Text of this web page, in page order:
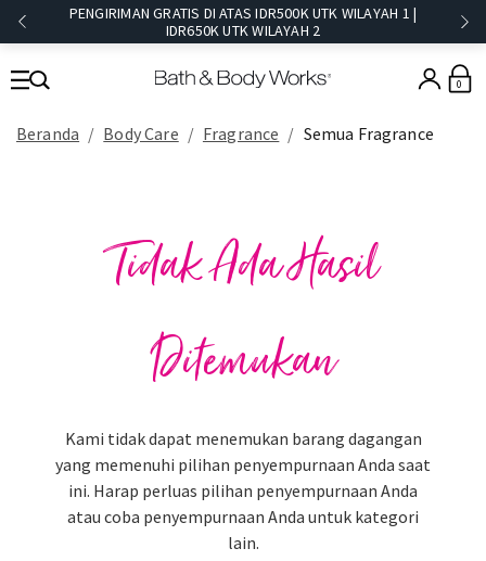
PENGIRIMAN GRATIS DI ATAS IDR500K UTK WILAYAH 1 |
IDR650K UTK WILAYAH 2​
0
Beranda Body Care Fragrance Semua Fragrance
Tidak Ada Hasil
Ditemukan
Kami tidak dapat menemukan barang dagangan
yang memenuhi pilihan penyempurnaan Anda saat
ini. Harap perluas pilihan penyempurnaan Anda
atau coba penyempurnaan Anda untuk kategori
lain.